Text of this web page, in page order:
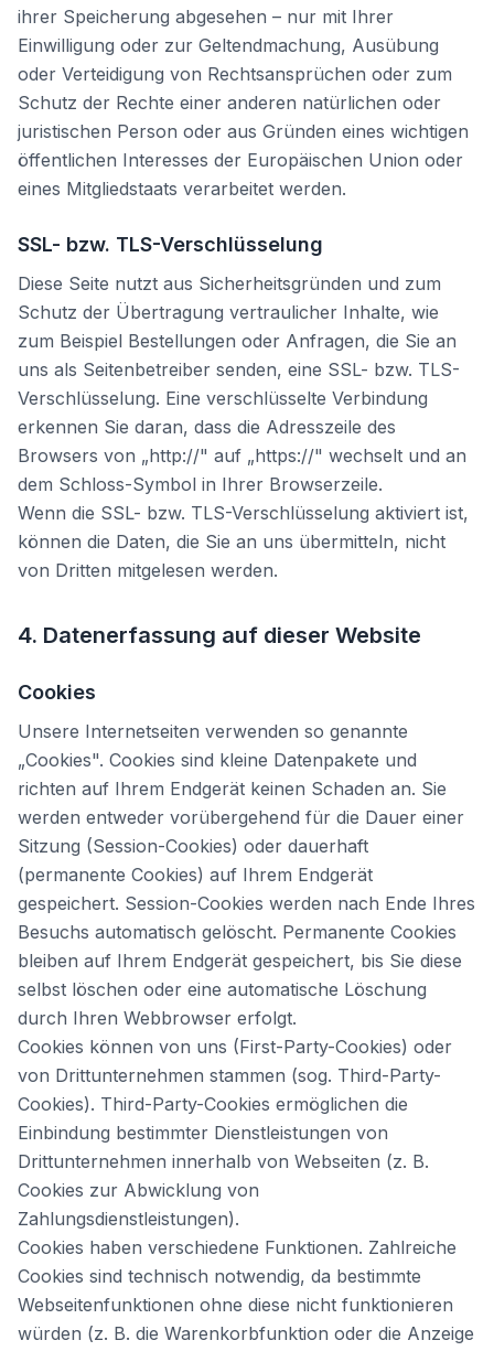
ihrer Speicherung abgesehen – nur mit Ihrer
Einwilligung oder zur Geltendmachung, Ausübung
oder Verteidigung von Rechtsansprüchen oder zum
Schutz der Rechte einer anderen natürlichen oder
juristischen Person oder aus Gründen eines wichtigen
öffentlichen Interesses der Europäischen Union oder
eines Mitgliedstaats verarbeitet werden.
SSL- bzw. TLS-Verschlüsselung
Diese Seite nutzt aus Sicherheitsgründen und zum
Schutz der Übertragung vertraulicher Inhalte, wie
zum Beispiel Bestellungen oder Anfragen, die Sie an
uns als Seitenbetreiber senden, eine SSL- bzw. TLS-
Verschlüsselung. Eine verschlüsselte Verbindung
erkennen Sie daran, dass die Adresszeile des
Browsers von „http://" auf „https://" wechselt und an
dem Schloss-Symbol in Ihrer Browserzeile.
Wenn die SSL- bzw. TLS-Verschlüsselung aktiviert ist,
können die Daten, die Sie an uns übermitteln, nicht
von Dritten mitgelesen werden.
4. Datenerfassung auf dieser Website
Cookies
Unsere Internetseiten verwenden so genannte
„Cookies". Cookies sind kleine Datenpakete und
richten auf Ihrem Endgerät keinen Schaden an. Sie
werden entweder vorübergehend für die Dauer einer
Sitzung (Session-Cookies) oder dauerhaft
(permanente Cookies) auf Ihrem Endgerät
gespeichert. Session-Cookies werden nach Ende Ihres
Besuchs automatisch gelöscht. Permanente Cookies
bleiben auf Ihrem Endgerät gespeichert, bis Sie diese
selbst löschen oder eine automatische Löschung
durch Ihren Webbrowser erfolgt.
Cookies können von uns (First-Party-Cookies) oder
von Drittunternehmen stammen (sog. Third-Party-
Cookies). Third-Party-Cookies ermöglichen die
Einbindung bestimmter Dienstleistungen von
Drittunternehmen innerhalb von Webseiten (z. B.
Cookies zur Abwicklung von
Zahlungsdienstleistungen).
Cookies haben verschiedene Funktionen. Zahlreiche
Cookies sind technisch notwendig, da bestimmte
Webseitenfunktionen ohne diese nicht funktionieren
würden (z. B. die Warenkorbfunktion oder die Anzeige